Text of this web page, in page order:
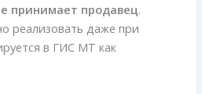
принимает продавец.
реализовать даже при
в ГИС МТ как